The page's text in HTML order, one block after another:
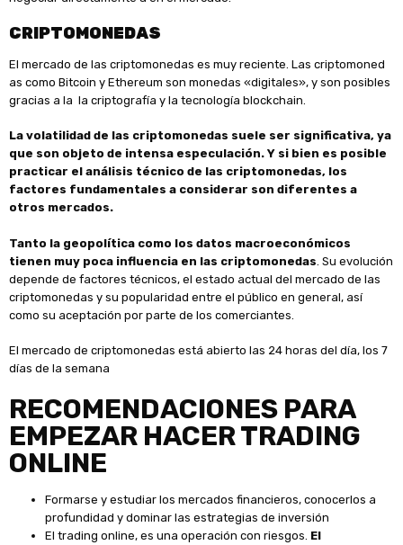
CRIPTOMONEDAS
El mercado de las criptomonedas es muy reciente. Las criptomoned
as como Bitcoin y Ethereum son monedas «digitales», y son posibles
gracias a la la criptografía y la tecnología blockchain.
La volatilidad de las criptomonedas suele ser significativa, ya
que son objeto de intensa especulación. Y si bien es posible
practicar el análisis técnico de las criptomonedas, los
factores fundamentales a considerar son diferentes a
otros mercados.
Tanto la geopolítica como los datos macroeconómicos
tienen muy poca influencia en las criptomonedas . Su evolución
depende de factores técnicos, el estado actual del mercado de las
criptomonedas y su popularidad entre el público en general, así
como su aceptación por parte de los comerciantes.
El mercado de criptomonedas está abierto las 24 horas del día, los 7
días de la semana
RECOMENDACIONES PARA
EMPEZAR HACER TRADING
ONLINE
Formarse y estudiar los mercados financieros, conocerlos a
profundidad y dominar las estrategias de inversión
El trading online, es una operación con riesgos. El